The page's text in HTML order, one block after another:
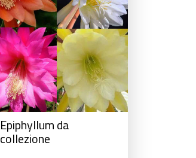
Epiphyllum da
collezione